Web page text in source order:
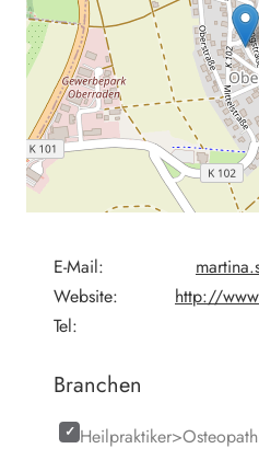
E-Mail:
Website:
http://
Tel:
Branchen